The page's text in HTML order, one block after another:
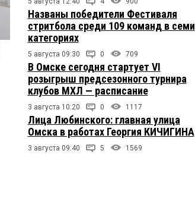
Названы победители Фестиваля
стритбола среди 109 команд в семи
категориях
5 августа 09:30 0 709
В Омске сегодня стартует VI
розыгрыш предсезонного турнира
клубов МХЛ — расписание
3 августа 10:20 0 1117
Лица Любинского: главная улица
Омска в работах Георгия КИЧИГИНА
3 августа 09:40 5 1569